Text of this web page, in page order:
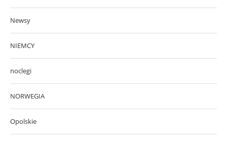
Newsy
NIEMCY
noclegi
NORWEGIA
Opolskie